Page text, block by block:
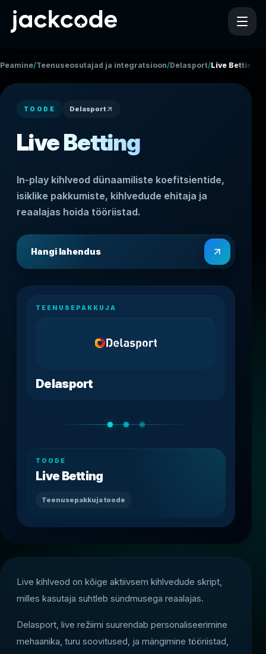
Peamine/Teenuseosutajad ja integratsioonid
/Delasport/Live Betting
TOODE Delasport
Live Betting
In-play kihlveod dünaamiliste koefitsientide,
isiklike pakkumiste, kihlvedude ehitaja ja
reaalajas hoida tööriistad.
Hangi lahendus
TEENUSEPAKKUJA
Delasport
TOODE
Live Betting
Teenusepakkuja toode
Live kihlveod on kõige aktiivsem kihlvedude skript,
milles kasutaja suhtleb sündmusega reaalajas.
Delasport, live režiimi suurendab personaliseerimine
mehaanika, turu soovitused, ja mängimine tööriistad,